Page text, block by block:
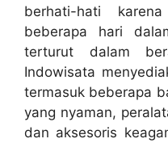
berhati-hati
beberapa hari
terturut dalam
Indowisata
termasuk beberapa
yang nyaman,
dan aksesoris